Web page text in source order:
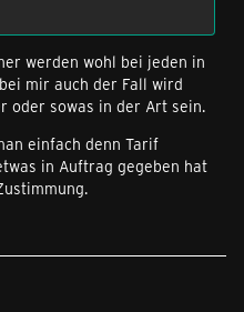
werden wohl bei jeden in
mir auch der Fall wird
oder sowas in der Art sein.
einfach denn Tarif
in Auftrag gegeben hat